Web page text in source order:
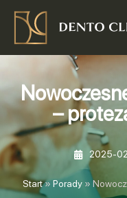
–
2025-
Start» Porady »